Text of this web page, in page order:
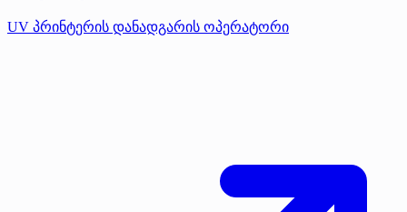
UV პრინტერის დანადგარის ოპერატორი